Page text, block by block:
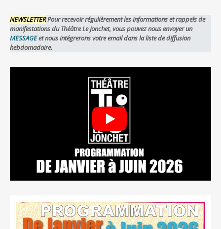
NEWSLETTERPour recevoir régulièrement les informations et rappels de
manifestations du Théâtre Le Jonchet, vous pouvez nous envoyer un
MESSAGEet nous intégrerons votre email dans la liste de diffusion
hebdomadaire.